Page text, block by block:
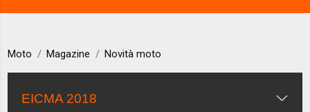
e
Moto Magazine Novità moto
EICMA 2018